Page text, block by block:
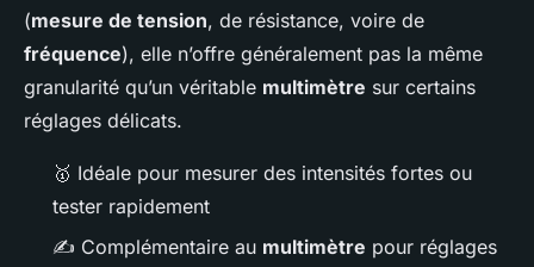
(mesure de tension, de résistance, voire de
fréquence), elle n’offre généralement pas la même
granularité qu’un véritable multimètre sur certains
réglages délicats.
🥇 Idéale pour mesurer des intensités fortes ou
tester rapidement
✍️ Complémentaire au multimètre pour réglages